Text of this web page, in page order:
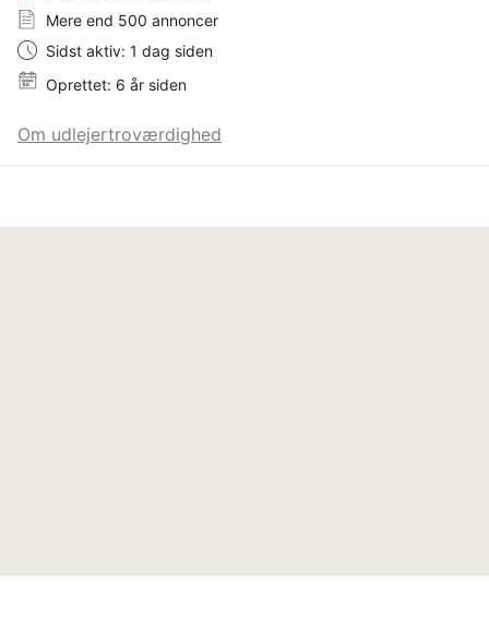
Mere end 500 annoncer
Sidst aktiv: 1 dag siden
Oprettet: 6 år siden
Om udlejertroværdighed